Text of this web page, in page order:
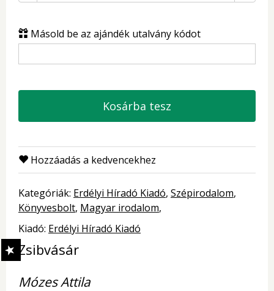
Másold be az ajándék utalvány kódot
Kosárba tesz
Hozzáadás a kedvencekhez
Kategóriák: Erdélyi Híradó Kiadó Szépirodalom
Könyvesbolt Magyar irodalom
Kiadó: Erdélyi Híradó Kiadó
Zsibvásár
Mózes Attila